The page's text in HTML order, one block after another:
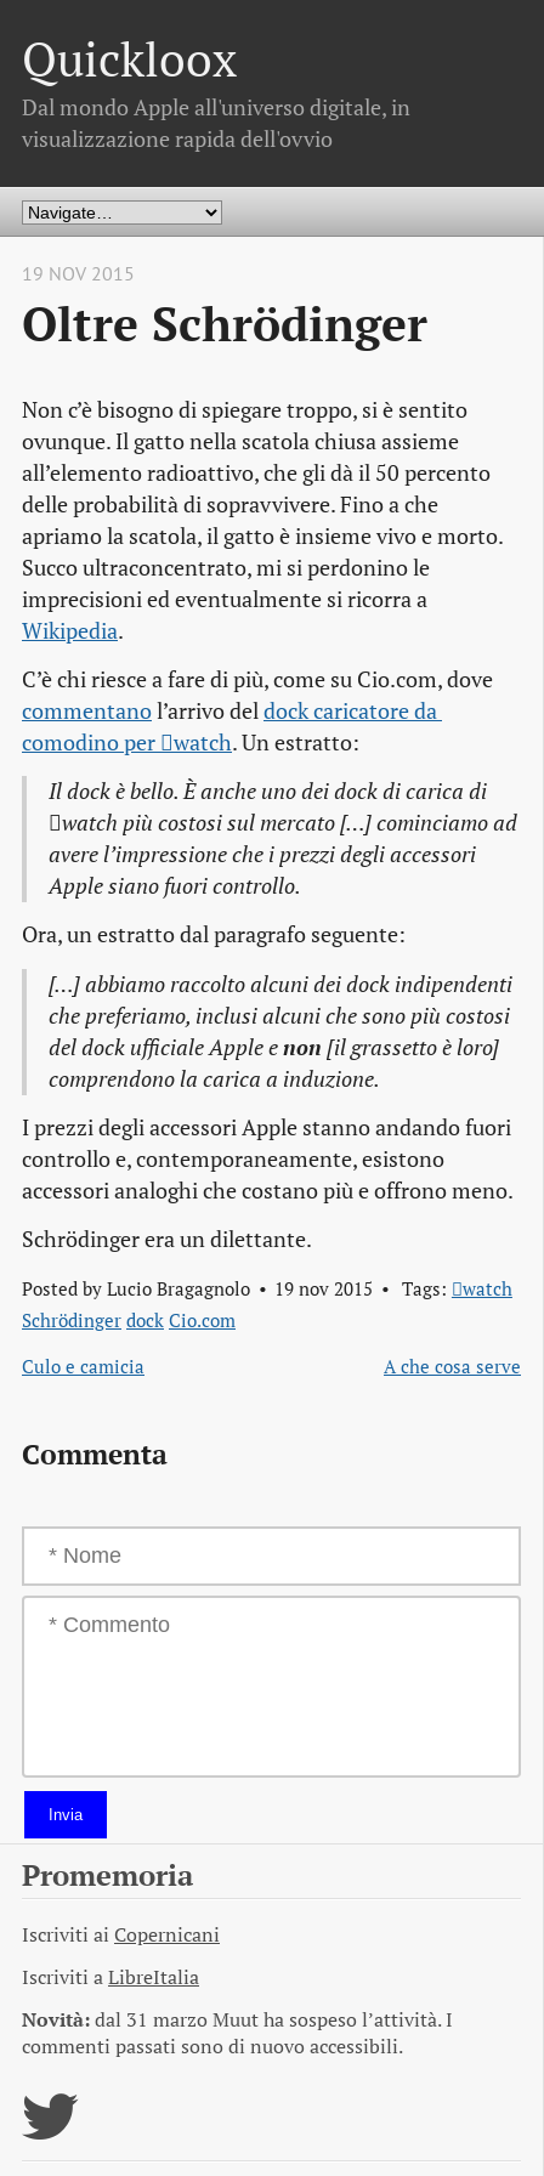
Quickloox
Dal mondo Apple all'universo digitale, in
visualizzazione rapida dell'ovvio
19 NOV 2015
Oltre Schrödinger
Non c’è bisogno di spiegare troppo, si è sentito
ovunque. Il gatto nella scatola chiusa assieme
all’elemento radioattivo, che gli dà il 50 percento
delle probabilità di sopravvivere. Fino a che
apriamo la scatola, il gatto è insieme vivo e morto.
Succo ultraconcentrato, mi si perdonino le
imprecisioni ed eventualmente si ricorra a
Wikipedia.
C’è chi riesce a fare di più, come su Cio.com, dove
commentanol’arrivo deldock caricatore da
comodino per watch. Un estratto:
Il dock è bello. È anche uno dei dock di carica di
watch più costosi sul mercato […] cominciamo ad
avere l’impressione che i prezzi degli accessori
Apple siano fuori controllo.
Ora, un estratto dal paragrafo seguente:
[…] abbiamo raccolto alcuni dei dock indipendenti
che preferiamo, inclusi alcuni che sono più costosi
del dock ufficiale Apple enon [il grassetto è loro]
comprendono la carica a induzione.
I prezzi degli accessori Apple stanno andando fuori
controllo e, contemporaneamente, esistono
accessori analoghi che costano più e offrono meno.
Schrödinger era un dilettante.
Posted by Lucio Bragagnolo 19 nov 2015 Tags: watch
Schrödinger dock Cio.com
Culo e camicia
A che cosa serve
Commenta
Invia
Promemoria
Iscriviti ai Copernicani
Iscriviti aLibreItalia
Novità:dal 31 marzo Muut ha sospeso l’attività. I
commenti passati sono di nuovo accessibili.